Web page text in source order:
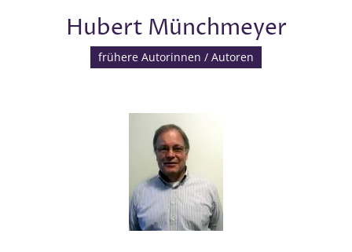
Hubert Münchmeyer
frühere Autorinnen / Autoren